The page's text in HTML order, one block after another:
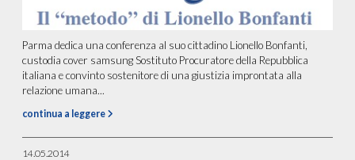
Parma dedica una conferenza al suo cittadino Lionello Bonfanti,
custodia cover samsung Sostituto Procuratore della Repubblica
italiana e convinto sostenitore di una giustizia improntata alla
relazione umana...
continua a leggere
14.05.2014